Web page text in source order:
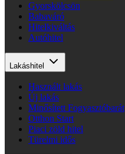
Gyorskölcsön
Babaváró
Hitelkiváltás
Autóhitel
Lakáshitel
Használt lakás
Új lakás
Minősített Fogyasztóbarát
Otthon Start
Piaci zöld hitel
Türelmi idős